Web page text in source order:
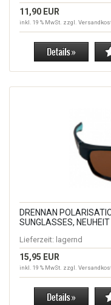
11,90 EUR
inkl. 19 % MwSt. zzgl.
DRENNAN
SUNGLASSES,
Lieferzeit: lagernd
15,95 EUR
inkl. 19 % MwSt. zzgl.